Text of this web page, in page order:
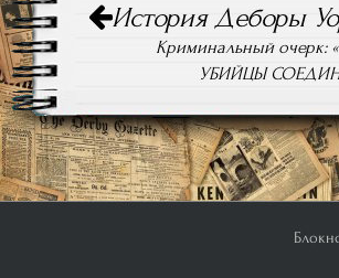
по
записям
История Деборы
Криминальный
УБИЙЦЫ